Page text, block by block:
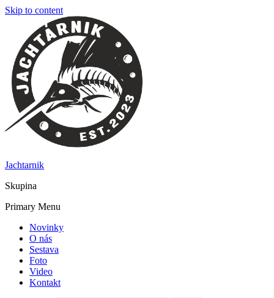
Skip to content
Jachtarnik
Skupina
Primary Menu
Novinky
O nás
Sestava
Foto
Video
Kontakt